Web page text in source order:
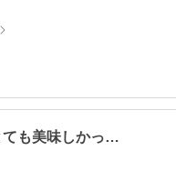
ても美味しかっ…